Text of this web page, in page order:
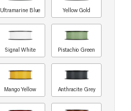
Ultramarine Blue Yellow Gold
Signal White Pistachio Green
Mango Yellow Anthracite Grey